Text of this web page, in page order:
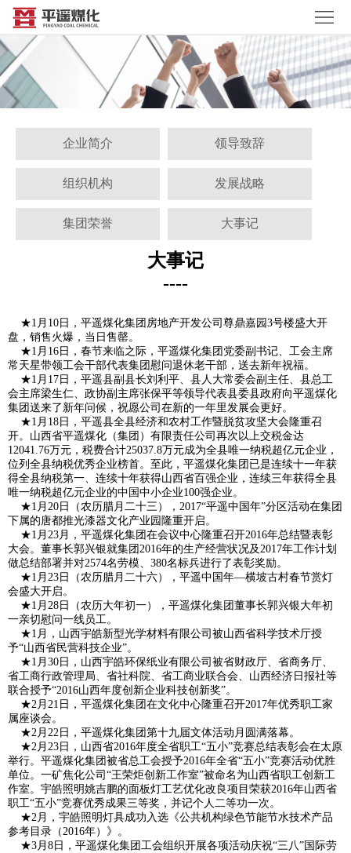
页
关
于
企
略
荣
誉
事
记
资
讯
中
心
集
团
动
态
媒
体
聚
集
领
导
关
怀
基
层
动
态
通
知
公
告
集
团
产
业
唐
都
推
光
漆
器
宇
皓
新
材
料
洁
源
天
然
气
佛
殿
沟
煤
矿
企
业
文
化
党
建
工
工
作
上
企业简介 领导致辞
组织机构 发展战略
集团荣誉 大事记
大事记
----
★1月10日，平遥煤化集团房地产开发公司尊鼎嘉园3号楼盛大开
盘，销售火爆，当日售罄。
★1月16日，春节来临之际，平遥煤化集团党委副书记、工会主席
常天星带领工会干部代表集团慰问退休老干部，送去新年祝福。
★1月17日，平遥县副县长刘利平、县人大常委会副主任、县总工
会主席梁生仁、政协副主席张保平等领导代表县委县政府向平遥煤化
集团送来了新年问候，祝愿公司在新的一年里发展会更好。
★1月18日，平遥县全县经济和农村工作暨脱贫攻坚大会隆重召
开。山西省平遥煤化（集团）有限责任公司再次以上交税金达
12041.76万元，税费合计25037.8万元成为全县唯一纳税超亿元企业，
位列全县纳税优秀企业榜首。至此，平遥煤化集团已是连续十一年获
得全县纳税第一、连续十年获得山西省百强企业，连续三年获得全县
唯一纳税超亿元企业的中国中小企业100强企业。
★1月20日（农历腊月二十三），2017“平遥中国年”分区活动在集团
下属的唐都推光漆器文化产业园隆重开启。
★1月23月，平遥煤化集团在会议中心隆重召开2016年总结暨表彰
大会。董事长郭兴银就集团2016年的生产经营状况及2017年工作计划
做总结部署并对2574名劳模、380名标兵进行了表彰奖励。
★1月23日（农历腊月二十六），平遥中国年―横坡古村春节赏灯
会盛大开启。
★1月28日（农历大年初一），平遥煤化集团董事长郭兴银大年初
一亲切慰问一线员工。
★1月，山西宇皓新型光学材料有限公司被山西省科学技术厅授
予“山西省民营科技企业”。
★1月30日，山西宇皓环保纸业有限公司被省财政厅、省商务厅、
省工商行政管理局、省社科院、省工商业联合会、山西经济日报社等
联合授予“2016山西年度创新企业科技创新奖”。
★2月21日，平遥煤化集团在文化中心隆重召开2017年优秀职工家
属座谈会。
★2月22日，平遥煤化集团第十九届文体活动月圆满落幕。
★2月23日，山西省2016年度全省职工“五小”竞赛总结表彰会在太原
举行。平遥煤化集团被省总工会授予2016年全省“五小”竞赛活动优胜
单位。一矿焦化公司“王荣炬创新工作室”被命名为山西省职工创新工
作室。宇皓照明姚吉鹏的面板灯工艺优化改良项目荣获2016年山西省
职工“五小”竞赛优秀成果三等奖，并记个人二等功一次。
★2月，宇皓照明灯具成功入选《公共机构绿色节能节水技术产品
参考目录（2016年）》。
★3月8日，平遥煤化集团工会组织开展各项活动庆祝“三八”国际劳